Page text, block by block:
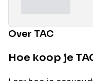
Over TAC
Hoe koop je